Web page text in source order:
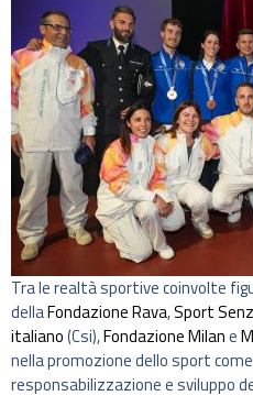
Tra le realtà sportive coinvolte
dellaFondazione Rava,Sport
italiano(Csi),Fondazione Milane
nella promozione dello sport
responsabilizzazione e sviluppo